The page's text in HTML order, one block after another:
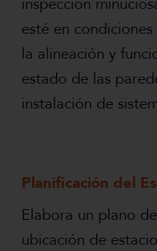
esté en
la alineación y
estado de las
instalación de
Planificación del
Elabora un plano
ubicación de